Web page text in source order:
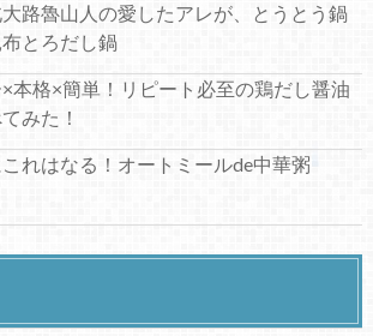
路魯山人の愛したアレが、とうとう鍋
とろだし鍋
本格×簡単！リピート必至の鶏だし醤油
みた！
れはなる！オートミールde中華粥